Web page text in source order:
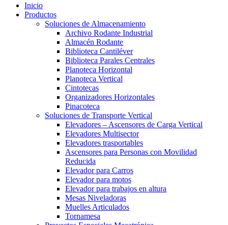
Inicio
Productos
Soluciones de Almacenamiento
Archivo Rodante Industrial
Almacén Rodante
Biblioteca Cantiléver
Biblioteca Parales Centrales
Planoteca Horizontal
Planoteca Vertical
Cintotecas
Organizadores Horizontales
Pinacoteca
Soluciones de Transporte Vertical
Elevadores – Ascensores de Carga Vertical
Elevadores Multisector
Elevadores trasportables
Ascensores para Personas con Movilidad
Reducida
Elevador para Carros
Elevador para motos
Elevador para trabajos en altura
Mesas Niveladoras
Muelles Articulados
Tornamesa